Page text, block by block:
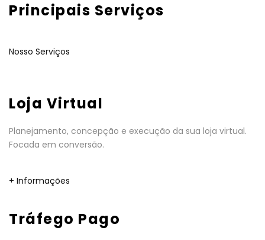
Principais Serviços
Nosso Serviços
Loja Virtual
Planejamento, concepção e execução da sua loja virtual.
Focada em conversão.
+ Informações
Tráfego Pago